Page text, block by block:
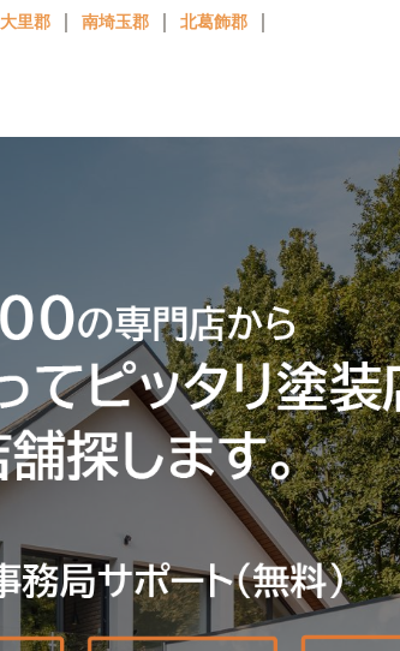
大里郡 ｜ 南埼玉郡 ｜ 北葛飾郡 ｜